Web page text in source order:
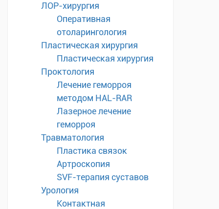
ЛОР-хирургия
Оперативная
отоларингология
Пластическая хирургия
Пластическая хирургия
Проктология
Лечение геморроя
методом HAL-RAR
Лазерное лечение
геморроя
Травматология
Пластика связок
Артроскопия
SVF-терапия суставов
Урология
Контактная